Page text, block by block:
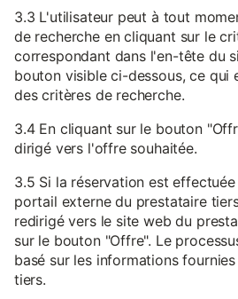
3.3 L'utilisateur peut à tout
de recherche en cliquant sur le
correspondant dans l'en-tête du
bouton visible ci-dessous, ce qui
des critères de recherche.
3.4 En cliquant sur le bouton
dirigé vers l'offre souhaitée.
3.5 Si la réservation est
portail externe du prestataire
redirigé vers le site web du
sur le bouton "Offre". Le
basé sur les informations
tiers.